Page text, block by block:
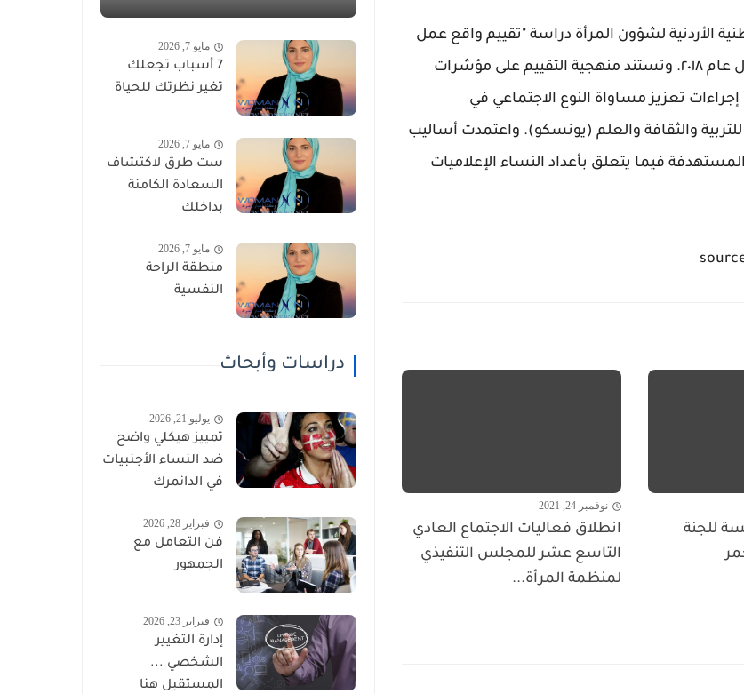
الأردنية لشؤون المرأة دراسة "تقييم واقع عمل
الصحفيات في مؤسسات الإعلام الأردنية" والتي أجريت خلال عام ٢٠١٨. وتستند منهجية التقييم على مؤشرات
تعزيز مساواة النوع الاجتماعي في
والثقافة والعلم (يونسكو). واعتمدت أساليب
فيما يتعلق بأعداد النساء الإعلاميات
للجنة
نوفمبر 24, 2021
انطلاق فعاليات الاجتماع العادي
التاسع عشر للمجلس التنفيذي
لمنظمة المرأة...
مايو 7, 2026
7 أسباب تجعلك
تغير نظرتك للحياة
مايو 7, 2026
ست طرق لاكتشاف
السعادة الكامنة
بداخلك
مايو 7, 2026
منطقة الراحة
النفسية
دراسات وأبحاث
يوليو 21, 2026
تمييز هيكلي واضح
ضد النساء الأجنبيات
في الدانمرك
فبراير 28, 2026
فن التعامل مع
الجمهور
فبراير 23, 2026
إدارة التغيير
الشخصي ...
المستقبل هنا